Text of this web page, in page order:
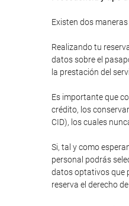
Existen dos
Realizando tu
datos sobre el
la prestación del
Es importante que
crédito, los
CID), los cuales
Si, tal y como
personal podrás
datos optativos que
reserva el derecho